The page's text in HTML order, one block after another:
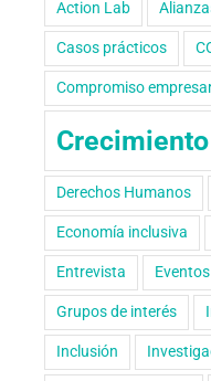
Action Lab
Casos prácticos
Compromiso
Derechos Humanos
Economía inclusiva
Entrevista Eventos
Grupos de interés
Inclusión